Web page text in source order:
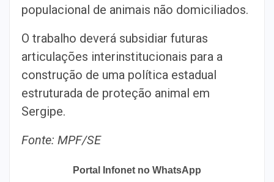
populacional de animais não domiciliados.
O trabalho deverá subsidiar futuras
articulações interinstitucionais para a
construção de uma política estadual
estruturada de proteção animal em
Sergipe.
Fonte: MPF/SE
Portal Infonet no WhatsApp